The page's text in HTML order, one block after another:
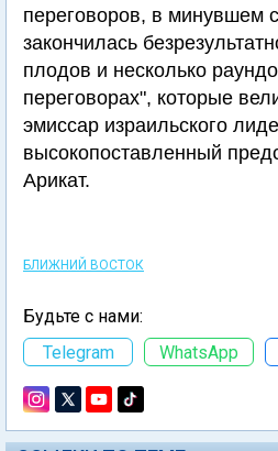
переговоров, в минувшем
закончилась
плодов и несколько
переговорах", которые
эмиссар израильского
высокопоставленный
Арикат.
БЛИЖНИЙ ВОСТОК
Будьте с нами:
Telegram
WhatsApp